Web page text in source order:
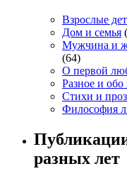
Взрослые
Дом и семья
Мужчина и
(64)
О первой
Разное и обо
Стихи и
Философия
разных лет